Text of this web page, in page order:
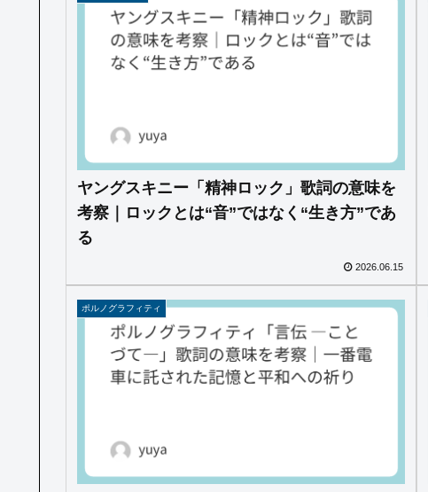
ヤングスキニー「精神ロック」歌詞の意味を
考察｜ロックとは“音”ではなく“生き方”であ
る
2026.06.15
ポルノグラフィティ